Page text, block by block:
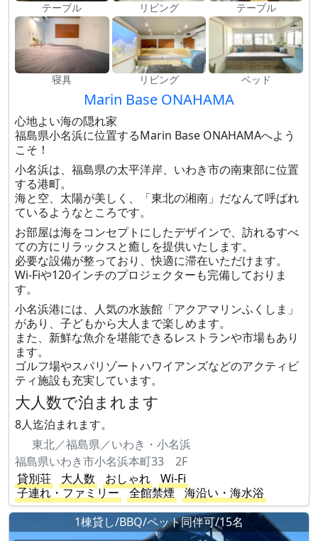
テーブル リビング テーブル
寝具 リビング ベッド
Marin Base ONAHAMA
心地よい海の隠れ家
福島県小名浜に位置するMarin Base ONAHAMAへよう
こそ！
小名浜は、福島県の太平洋岸、いわき市の南東部に位置
する港町。
海と空、太陽が美しく、「東北の湘南」だなんて呼ばれ
ているようなところです。
お部屋は海をコンセプトにしたデザインで、訪れるすべ
ての方にリラックスと癒しを提供いたします。
必要な設備が整っており、快適に滞在いただけます。
Wi-Fiや120インチのプロジェクターも完備しておりま
す。
小名浜港には、人気の水族館「アクアマリンふくしま」
があり、子どもから大人まで楽しめます。
また、新鮮な魚介を堪能できるレストランや市場もあり
ます。
ゴルフ場やスパリゾートハワイアンズなどのアクティビ
ティ施設も充実しています。
大人数で泊まれます
8人迄泊まれます。
東北／福島県／いわき・小名浜
福島県いわき市小名浜本町33 2F
貸別荘
大人数 おしゃれ
Wi-Fi
子連れ・ファミリー
全館禁煙
海沿い・海水浴
1棟貸し/BBQ/ペット同伴可/15名